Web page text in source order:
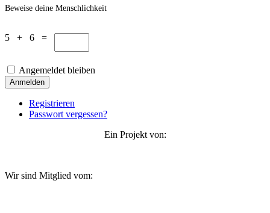
Beweise deine Menschlichkeit
5 + 6 =
Angemeldet bleiben
Anmelden
Registrieren
Passwort vergessen?
Ein Projekt von:
Wir sind Mitglied vom: